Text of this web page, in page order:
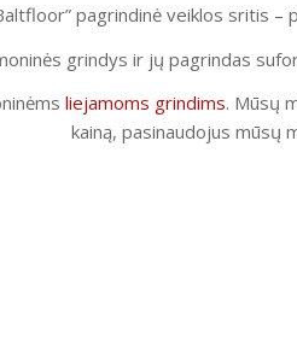
pagrindinė veiklos sritis
grindys ir jų pagrindas
liejamoms grindims. Mūsų
kainą, pasinaudojus mūsų